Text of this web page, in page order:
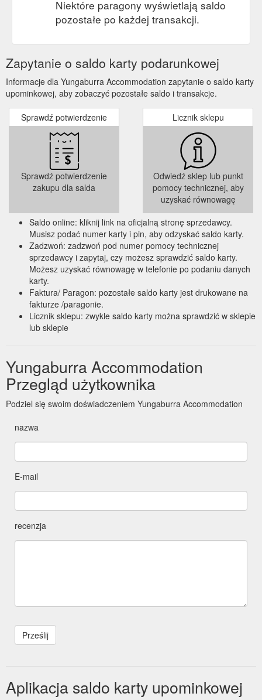
Niektóre paragony wyświetlają saldo
pozostałe po każdej transakcji.
Zapytanie o saldo karty podarunkowej
Informacje dla Yungaburra Accommodation zapytanie o saldo karty
upominkowej, aby zobaczyć pozostałe saldo i transakcje.
Sprawdź potwierdzenie
Sprawdź potwierdzenie
zakupu dla salda
Licznik sklepu
Odwiedź sklep lub punkt
pomocy technicznej, aby
uzyskać równowagę
Saldo online: kliknij link na oficjalną stronę sprzedawcy.
Musisz podać numer karty i pin, aby odzyskać saldo karty.
Zadzwoń: zadzwoń pod numer pomocy technicznej
sprzedawcy i zapytaj, czy możesz sprawdzić saldo karty.
Możesz uzyskać równowagę w telefonie po podaniu danych
karty.
Faktura/ Paragon: pozostałe saldo karty jest drukowane na
fakturze /paragonie.
Licznik sklepu: zwykle saldo karty można sprawdzić w sklepie
lub sklepie
Yungaburra Accommodation
Przegląd użytkownika
Podziel się swoim doświadczeniem Yungaburra Accommodation
nazwa
E-mail
recenzja
Aplikacja saldo karty upominkowej